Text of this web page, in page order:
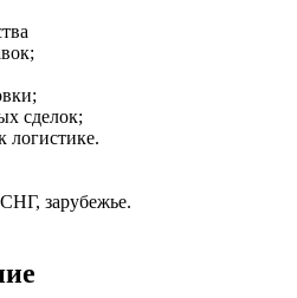
сделок;
логистике.
зарубежье.